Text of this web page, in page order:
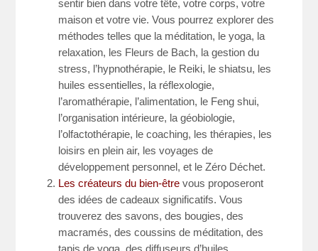
sentir bien dans votre tête, votre corps, votre
maison et votre vie. Vous pourrez explorer des
méthodes telles que la méditation, le yoga, la
relaxation, les Fleurs de Bach, la gestion du
stress, l’hypnothérapie, le Reiki, le shiatsu, les
huiles essentielles, la réflexologie,
l’aromathérapie, l’alimentation, le Feng shui,
l’organisation intérieure, la géobiologie,
l’olfactothérapie, le coaching, les thérapies, les
loisirs en plein air, les voyages de
développement personnel, et le Zéro Déchet.
Les créateurs du bien-être vous proposeront
des idées de cadeaux significatifs. Vous
trouverez des savons, des bougies, des
macramés, des coussins de méditation, des
tapis de yoga, des diffuseurs d’huiles